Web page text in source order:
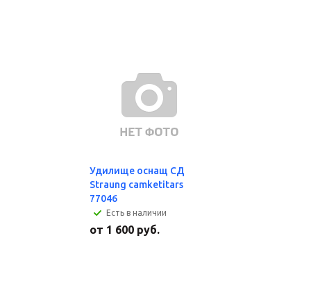
Удилище оснащ СД
Straung camketitars
77046
Есть в наличии
от 1 600 руб.